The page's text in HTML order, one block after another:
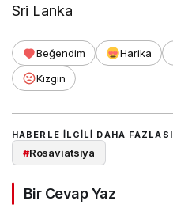
Sri Lanka
Beğendim Harika
Kızgın
HABERLE ILGILI DAHA FAZLASI
#Rosaviatsiya
Bir Cevap Yaz